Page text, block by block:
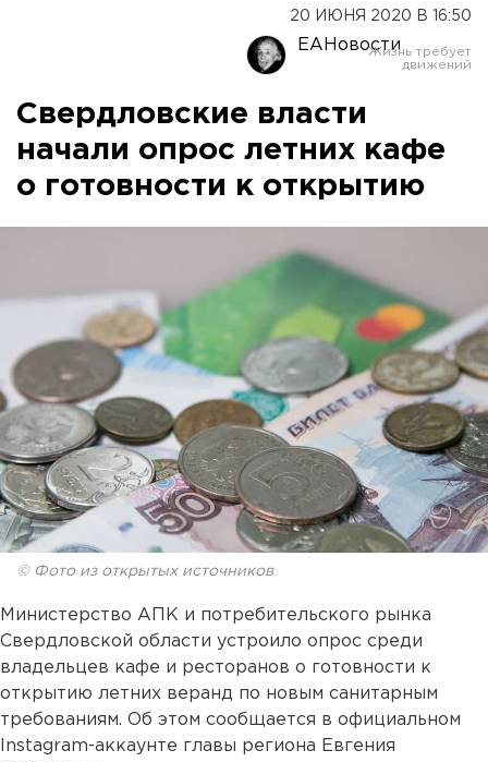
20 ИЮНЯ 2020 В 16:50
ЕАНовости
Свердловские власти
начали опрос летних кафе
о готовности к открытию
© Фото из открытых источников
Министерство АПК и потребительского рынка
Свердловской области устроило опрос среди
владельцев кафе и ресторанов о готовности к
открытию летних веранд по новым санитарным
требованиям. Об этом сообщается в официальном
Instagram-аккаунте главы региона Евгения